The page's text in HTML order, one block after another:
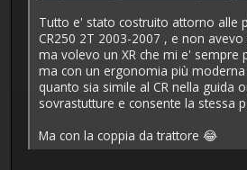
Tutto e' stato costruito attorno alle
CR250 2T 2003-2007 , e non
ma volevo un XR che mi e' sempre
ma con un ergonomia più moderna
quanto sia simile al CR nella guida
sovrastutture e consente la stessa
Ma con la coppia da trattore 😂